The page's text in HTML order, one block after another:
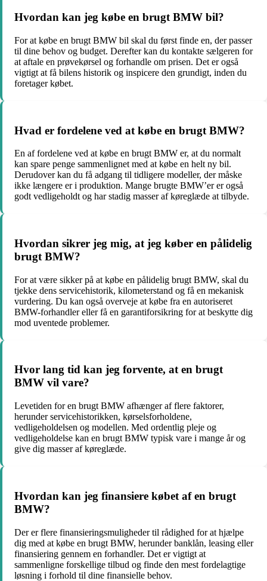
Hvordan kan jeg købe en brugt BMW bil?
For at købe en brugt BMW bil skal du først finde en, der passer
til dine behov og budget. Derefter kan du kontakte sælgeren for
at aftale en prøvekørsel og forhandle om prisen. Det er også
vigtigt at få bilens historik og inspicere den grundigt, inden du
foretager købet.
Hvad er fordelene ved at købe en brugt BMW?
En af fordelene ved at købe en brugt BMW er, at du normalt
kan spare penge sammenlignet med at købe en helt ny bil.
Derudover kan du få adgang til tidligere modeller, der måske
ikke længere er i produktion. Mange brugte BMW’er er også
godt vedligeholdt og har stadig masser af køreglæde at tilbyde.
Hvordan sikrer jeg mig, at jeg køber en pålidelig
brugt BMW?
For at være sikker på at købe en pålidelig brugt BMW, skal du
tjekke dens servicehistorik, kilometerstand og få en mekanisk
vurdering. Du kan også overveje at købe fra en autoriseret
BMW-forhandler eller få en garantiforsikring for at beskytte dig
mod uventede problemer.
Hvor lang tid kan jeg forvente, at en brugt
BMW vil vare?
Levetiden for en brugt BMW afhænger af flere faktorer,
herunder servicehistorikken, kørselsforholdene,
vedligeholdelsen og modellen. Med ordentlig pleje og
vedligeholdelse kan en brugt BMW typisk vare i mange år og
give dig masser af køreglæde.
Hvordan kan jeg finansiere købet af en brugt
BMW?
Der er flere finansieringsmuligheder til rådighed for at hjælpe
dig med at købe en brugt BMW, herunder banklån, leasing eller
finansiering gennem en forhandler. Det er vigtigt at
sammenligne forskellige tilbud og finde den mest fordelagtige
løsning i forhold til dine finansielle behov.